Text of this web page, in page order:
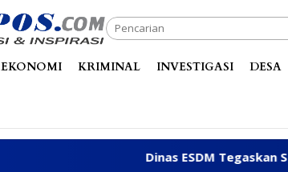
EKONOMI KRIMINAL INVESTIGASI DESA
Dinas ESDM Tegaskan Sanksi CV